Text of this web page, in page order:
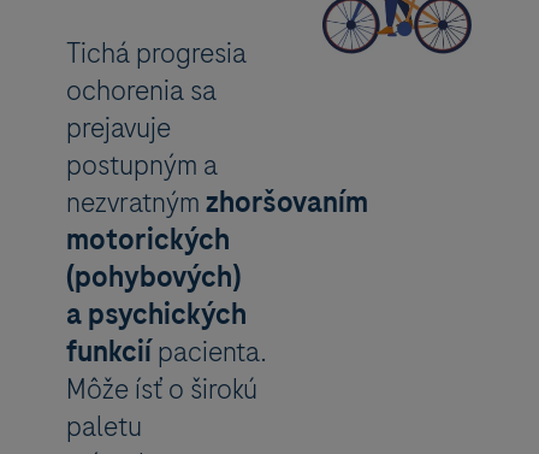
Tichá progresia
ochorenia sa
prejavuje
postupným a
nezvratnýmzhoršovaním
motorických
(pohybových)
a psychických
funkciípacienta.
Môže ísť o širokú
paletu